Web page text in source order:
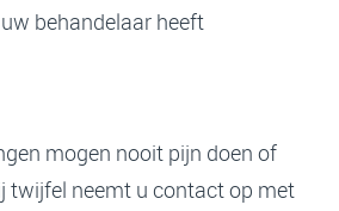
behandelaar heeft
mogen nooit pijn doen of
twijfel neemt u contact op met